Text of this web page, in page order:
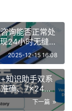
询能否正常处
24小时无缝应
2025-12-15 16:08
知识助手双系
确、7×24小
力
下一篇